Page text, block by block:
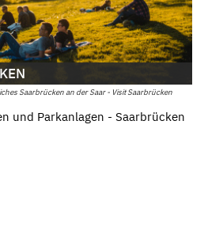
Saarbrücken an der Saar - Visit Saarbrücken
und Parkanlagen - Saarbrücken